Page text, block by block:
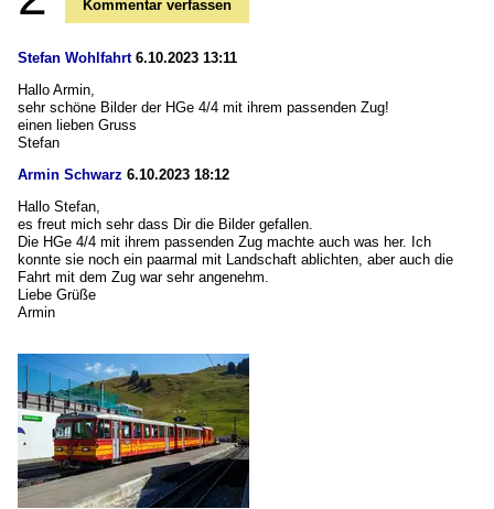
Kommentar verfassen
Stefan Wohlfahrt6.10.2023 13:11
Hallo Armin,
sehr schöne Bilder der HGe 4/4 mit ihrem passenden Zug!
einen lieben Gruss
Stefan
Armin Schwarz 6.10.2023 18:12
Hallo Stefan,
es freut mich sehr dass Dir die Bilder gefallen.
Die HGe 4/4 mit ihrem passenden Zug machte auch was her. Ich
konnte sie noch ein paarmal mit Landschaft ablichten, aber auch die
Fahrt mit dem Zug war sehr angenehm.
Liebe Grüße
Armin